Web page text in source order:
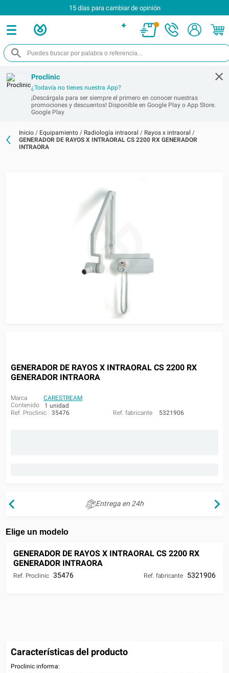
15 días para cambiar de opinión
Proclinic
¿Todavía no tienes nuestra App?
¡Descárgala para ser siempre el primero en conocer nuestras
promociones y descuentos! Disponible en Google Play o App Store.
Google Play
Inicio / Equipamiento / Radiología intraoral / Rayos x intraoral /
GENERADOR DE RAYOS X INTRAORAL CS 2200 RX GENERADOR
INTRAORA
GENERADOR DE RAYOS X INTRAORAL CS 2200 RX
GENERADOR INTRAORA
Marca CARESTREAM
Ref. Proclinic 35476
Contenido
1 unidad
Ref. fabricante
5321906
Entrega en 24h
Características del producto
Proclinic informa:
Elige un modelo
GENERADOR DE RAYOS X INTRAORAL CS 2200 RX
GENERADOR INTRAORA
Ref. Proclinic 35476 Ref. fabricante 5321906